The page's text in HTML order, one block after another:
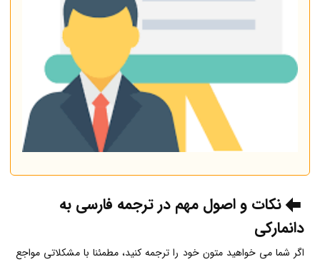
نکات و اصول مهم در ترجمه فارسی به
دانمارکی
اگر شما می خواهید متون خود را ترجمه کنید، مطمئنا با مشکلاتی مواجع